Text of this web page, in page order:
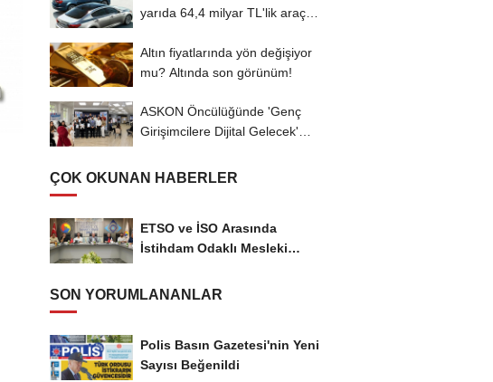
yarıda 64,4 milyar TL'lik araç
Altın fiyatlarında yön değişiyor
mu? Altında son görünüm!
ASKON Öncülüğünde 'Genç
Girişimcilere Dijital Gelecek'
ÇOK OKUNAN HABERLER
ETSO ve İSO Arasında
İstihdam Odaklı Mesleki
SON YORUMLANANLAR
Polis Basın Gazetesi'nin Yeni
Sayısı Beğenildi